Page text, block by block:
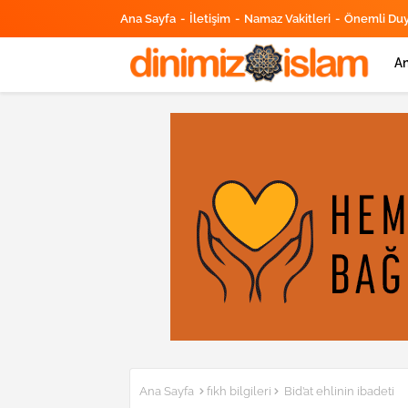
Ana Sayfa İletişim Namaz Vakitleri Önemli
Ana Sayfa fıkh bilgileri Bid’at ehlinin ibadeti